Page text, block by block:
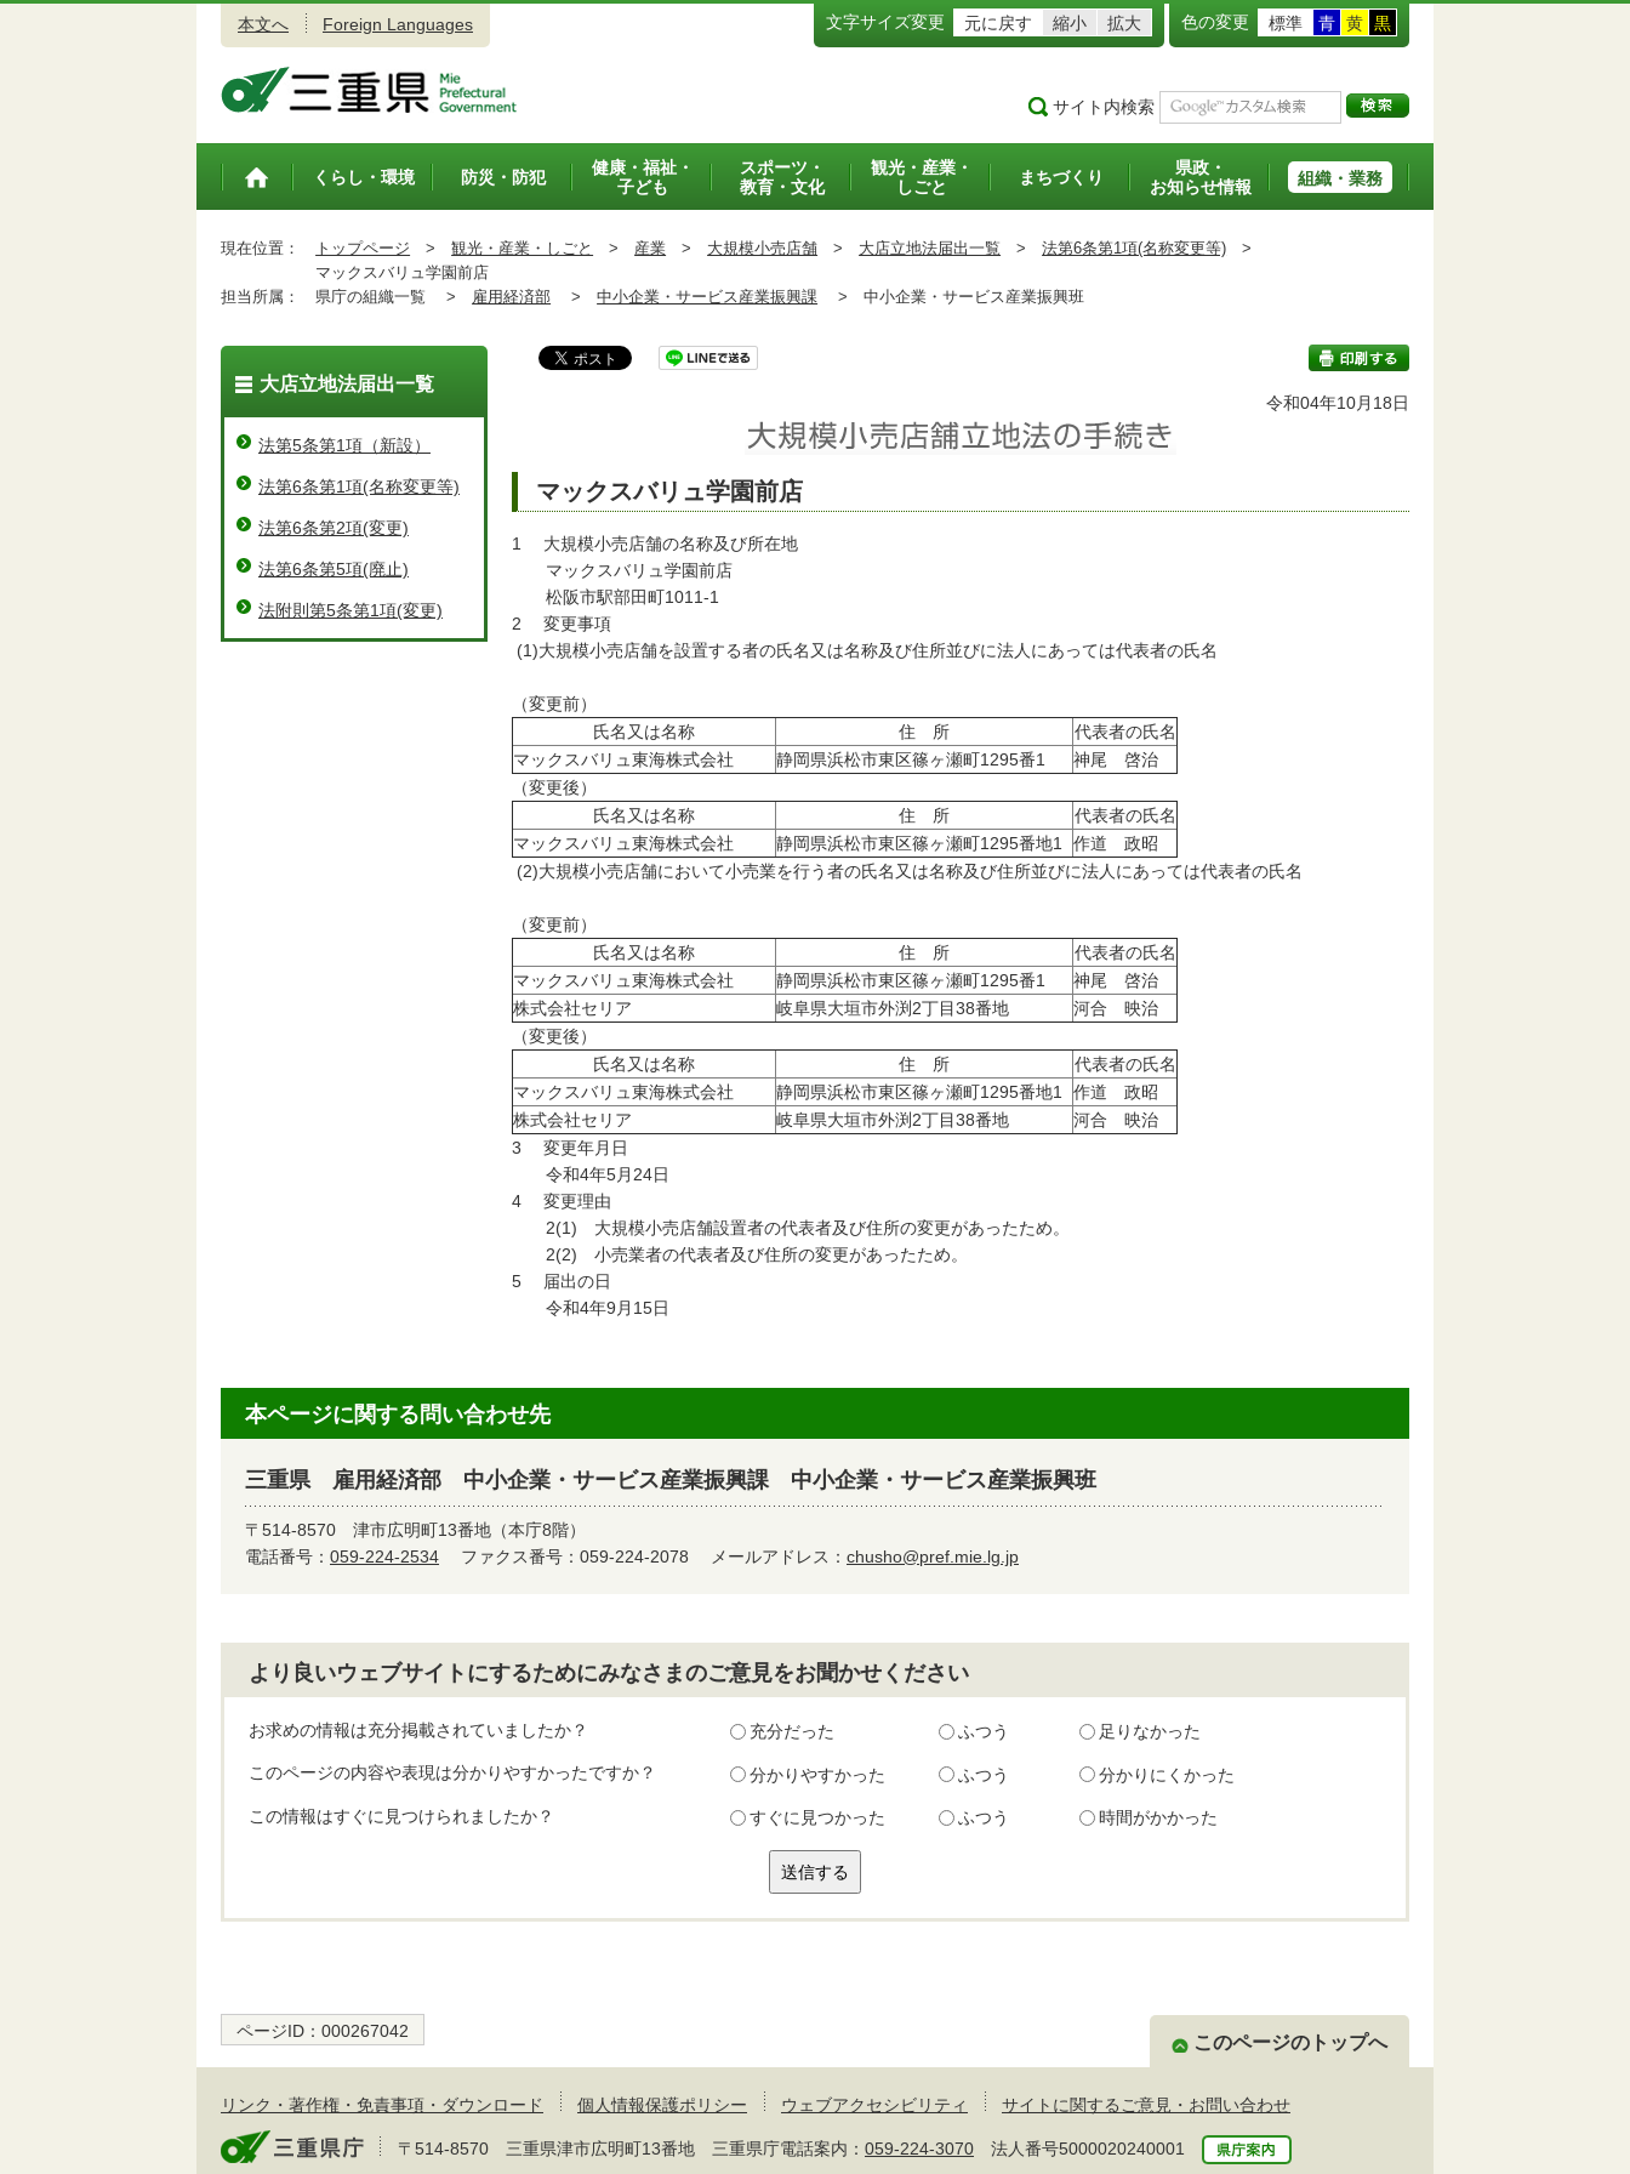
本文へ Foreign Languages 文字サイズ変更 元に戻す 縮小 拡大 色の変更 標準 青 黄 黒
サイト内検索
トップペ
くらし・環境 防災・防犯
健康・福祉・
子ども
スポーツ・
教育・文化
観光・産業・
しごと
まちづくり
県政・
お知らせ情報
組織・業務
現在位置： トップページ > 観光・産業・しごと > 産業 > 大規模小売店舗 > 大店立地法届出一覧 > 法第6条第1項(名称変更等) >
マックスバリュ学園前店
担当所属：
県庁の組織一覧 > 雇用経済部 > 中小企業・サービス産業振興課 > 中小企業・サービス産業振興班
令和04年10月18日
マックスバリュ学園前店
1 大規模小売店舗の名称及び所在地
マックスバリュ学園前店
松阪市駅部田町1011-1
2 変更事項
(1)大規模小売店舗を設置する者の氏名又は名称及び住所並びに法人にあっては代表者の氏名
（変更前）
氏名又は名称
住 所
代表者の氏名
マックスバリュ東海株式会社
静岡県浜松市東区篠ヶ瀬町1295番1
神尾 啓治
（変更後）
氏名又は名称
住 所
代表者の氏名
マックスバリュ東海株式会社
静岡県浜松市東区篠ヶ瀬町1295番地1
作道 政昭
(2)大規模小売店舗において小売業を行う者の氏名又は名称及び住所並びに法人にあっては代表者の氏名
（変更前）
氏名又は名称
住 所
代表者の氏名
マックスバリュ東海株式会社
静岡県浜松市東区篠ヶ瀬町1295番1
神尾 啓治
株式会社セリア
岐阜県大垣市外渕2丁目38番地
河合 映治
（変更後）
氏名又は名称
住 所
代表者の氏名
マックスバリュ東海株式会社
静岡県浜松市東区篠ヶ瀬町1295番地1
作道 政昭
株式会社セリア
岐阜県大垣市外渕2丁目38番地
河合 映治
3 変更年月日
令和4年5月24日
4 変更理由
2(1) 大規模小売店舗設置者の代表者及び住所の変更があったため。
2(2) 小売業者の代表者及び住所の変更があったため。
5 届出の日
令和4年9月15日
大店立地法届出一覧
法第5条第1項（新設）
法第6条第1項(名称変更等)
法第6条第2項(変更)
法第6条第5項(廃止)
法附則第5条第1項(変更)
本ページに関する問い合わせ先
三重県 雇用経済部 中小企業・サービス産業振興課 中小企業・サービス産業振興班
〒514-8570 津市広明町13番地（本庁8階）
電話番号： 059-224-2534 ファクス番号：059-224-2078 メールアドレス： chusho@pref.mie.lg.jp
より良いウェブサイトにするためにみなさまのご意見をお聞かせください
お求めの情報は充分掲載されていましたか？ 充分だった ふつう 足りなかった
このページの内容や表現は分かりやすかったですか？ 分かりやすかった ふつう 分かりにくかった
この情報はすぐに見つけられましたか？ すぐに見つかった ふつう 時間がかかった
ページID： 000267042
このページのトップへ
リンク・著作権・免責事項・ダウンロード 個人情報保護ポリシー ウェブアクセシビリティ サイトに関するご意見・お問い合わせ
〒514-8570 三重県津市広明町13番地 三重県庁電話案内： 059-224-3070 法人番号5000020240001